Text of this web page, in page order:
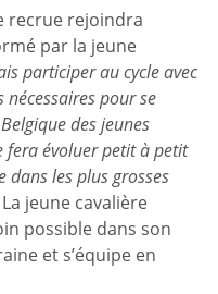
recrue rejoindra
par la jeune
participer au cycle avec
pour se
des jeunes
fera évoluer petit à petit
dans les plus grosses
jeune cavalière
possible dans son
et s’équipe en